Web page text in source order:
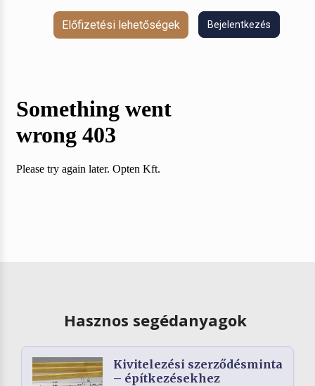
Előfizetési lehetőségek Bejelentkezés
Hasznos segédanyagok
Kivitelezési szerződésminta
– építkezésekhez